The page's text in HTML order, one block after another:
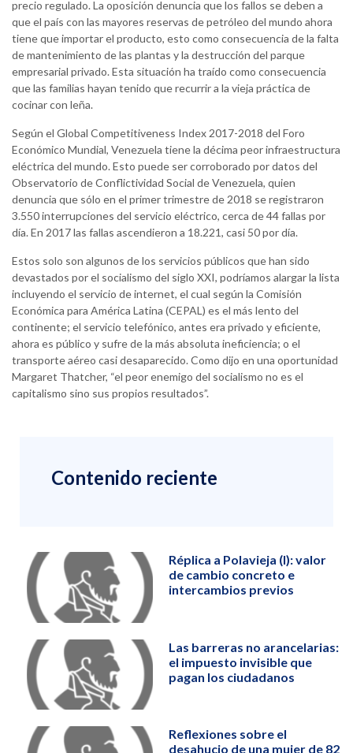
precio regulado. La oposición denuncia que los fallos se deben a
que el país con las mayores reservas de petróleo del mundo ahora
tiene que importar el producto, esto como consecuencia de la falta
de mantenimiento de las plantas y la destrucción del parque
empresarial privado. Esta situación ha traído como consecuencia
que las familias hayan tenido que recurrir a la vieja práctica de
cocinar con leña.
Según el Global Competitiveness Index 2017-2018 del Foro
Económico Mundial, Venezuela tiene la décima peor infraestructura
eléctrica del mundo. Esto puede ser corroborado por datos del
Observatorio de Conflictividad Social de Venezuela, quien
denuncia que sólo en el primer trimestre de 2018 se registraron
3.550 interrupciones del servicio eléctrico, cerca de 44 fallas por
día. En 2017 las fallas ascendieron a 18.221, casi 50 por día.
Estos solo son algunos de los servicios públicos que han sido
devastados por el socialismo del siglo XXI, podríamos alargar la lista
incluyendo el servicio de internet, el cual según la Comisión
Económica para América Latina (CEPAL) es el más lento del
continente; el servicio telefónico, antes era privado y eficiente,
ahora es público y sufre de la más absoluta ineficiencia; o el
transporte aéreo casi desaparecido. Como dijo en una oportunidad
Margaret Thatcher, “el peor enemigo del socialismo no es el
capitalismo sino sus propios resultados”.
Contenido reciente
Réplica a Polavieja (I): valor
de cambio concreto e
intercambios previos
Las barreras no arancelarias:
el impuesto invisible que
pagan los ciudadanos
Reflexiones sobre el
desahucio de una mujer de 82